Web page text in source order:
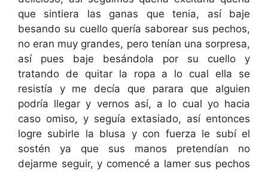
que sintiera las ganas que tenia, así baje
besando su cuello quería saborear sus pechos,
no eran muy grandes, pero tenían una sorpresa,
así pues baje besándola por su cuello y
tratando de quitar la ropa a lo cual ella se
resistía y me decía que parara que alguien
podría llegar y vernos así, a lo cual yo hacia
caso omiso, y seguía extasiado, así entonces
logre subirle la blusa y con fuerza le subí el
sostén ya que sus manos pretendían no
dejarme seguir, y comencé a lamer sus pechos